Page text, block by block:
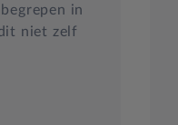
in
niet zelf